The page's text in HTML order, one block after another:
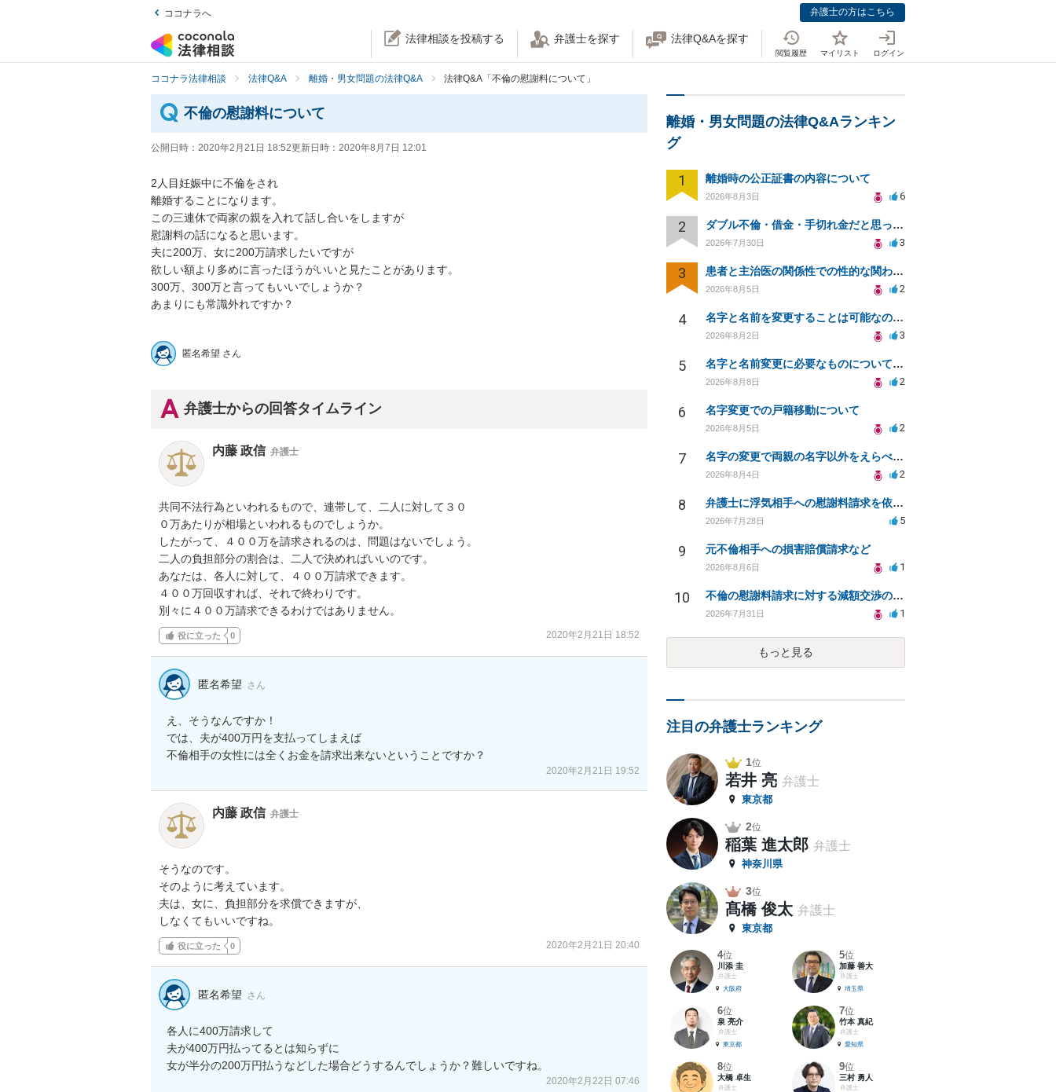
ココナラへ 弁護士の方はこちら
法律相談を投稿する 弁護士を探す 法律Q&Aを探す
閲覧履歴 マイリスト ログイン
ココナラ法律相談 法律Q&A 離婚・男女問題の法律Q&A 法律Q&A「不倫の慰謝料について」
不倫の慰謝料について
公開日時： 2020年2月21日 18:52更新日時： 2020年8月7日 12:01
2人目妊娠中に不倫をされ
離婚することになります。
この三連休で両家の親を入れて話し合いをしますが
慰謝料の話になると思います。
夫に200万、女に200万請求したいですが
欲しい額より多めに言ったほうがいいと見たことがあります。
300万、300万と言ってもいいでしょうか？
あまりにも常識外れですか？
匿名希望 さん
弁護士からの回答タイムライン
内藤 政信 弁護士
共同不法行為といわれるもので、連帯して、二人に対して３０
０万あたりが相場といわれるものでしょうか。
したがって、４００万を請求されるのは、問題はないでしょう。
二人の負担部分の割合は、二人で決めればいいのです。
あなたは、各人に対して、４００万請求できます。
４００万回収すれば、それで終わりです。
別々に４００万請求できるわけではありません。
役に立った 0 2020年2月21日 18:52
匿名希望 さん
え、そうなんですか！
では、夫が400万円を支払ってしまえば
不倫相手の女性には全くお金を請求出来ないということですか？
2020年2月21日 19:52
内藤 政信 弁護士
そうなのです。
そのように考えています。
夫は、女に、負担部分を求償できますが、
しなくてもいいですね。
役に立った 0 2020年2月21日 20:40
匿名希望 さん
各人に400万請求して
夫が400万円払ってるとは知らずに
女が半分の200万円払うなどした場合どうするんでしょうか？難しいですね。
2020年2月22日 07:46
離婚・男女問題の法律Q&Aランキン
グ
1 離婚時の公正証書の内容について
2026年8月3日 6
2 ダブル不倫・借金・手切れ金だと思っていたお金を1年後いまさら脅迫罪として通知書が来てまとめて請求
2026年7月30日 3
3 患者と主治医の関係性での性的な関わりからのトラブル
2026年8月5日 2
4 名字と名前を変更することは可能なのか？
2026年8月2日 3
5 名字と名前変更に必要なものについて知りたい
2026年8月8日 2
6 名字変更での戸籍移動について
2026年8月5日 2
7 名字の変更で両親の名字以外をえらべるのか？
2026年8月4日 2
8 弁護士に浮気相手への慰謝料請求を依頼する費用相場は？
2026年7月28日 5
9 元不倫相手への損害賠償請求など
2026年8月6日 1
10 不倫の慰謝料請求に対する減額交渉の可能性と対策
2026年7月31日 1
もっと見る
注目の弁護士ランキング
1位
若井 亮 弁護士
東京都
2位
稲葉 進太郎 弁護士
神奈川県
3位
髙橋 俊太 弁護士
東京都
4位
川添 圭
弁護士
大阪府
5位
加藤 善大
弁護士
埼玉県
6位
泉 亮介
弁護士
東京都
7位
竹本 真紀
弁護士
愛知県
8位
大橋 卓生
弁護士
9位
三村 勇人
弁護士